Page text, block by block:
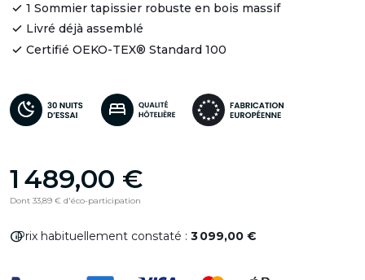
1 Sommier tapissier robuste en bois massif
Livré déjà assemblé
Certifié OEKO-TEX® Standard 100
1 489,00 €
Dont 33,89 € d'éco-participation
infoPrix habituellement constaté : 3 099,00 €